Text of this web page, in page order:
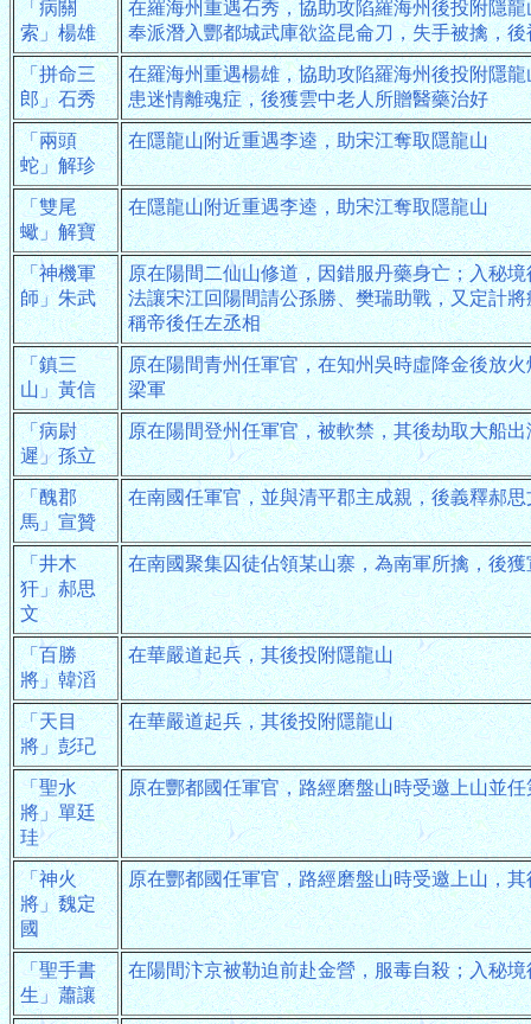
「病關
索」楊雄
在羅海州重遇石秀，協助攻陷羅海州後投附隱
奉派潛入酆都城武庫欲盜昆侖刀，失手被擒，
「拼命三
郎」石秀
在羅海州重遇楊雄，協助攻陷羅海州後投附隱
患迷情離魂症，後獲雲中老人所贈醫藥治好
「兩頭
蛇」解珍
在隱龍山附近重遇李逵，助宋江奪取隱龍山
「雙尾
蠍」解寶
在隱龍山附近重遇李逵，助宋江奪取隱龍山
「神機軍
師」朱武
原在陽間二仙山修道，因錯服丹藥身亡；入秘
法讓宋江回陽間請公孫勝、樊瑞助戰，又定計
稱帝後任左丞相
「鎮三
山」黃信
原在陽間青州任軍官，在知州吳時虛降金後放
梁軍
「病尉
遲」孫立
原在陽間登州任軍官，被軟禁，其後劫取大船
「醜郡
馬」宣贊
在南國任軍官，並與清平郡主成親，後義釋郝
「井木
犴」郝思
文
在南國聚集囚徒佔領某山寨，為南軍所擒，後
「百勝
將」韓滔
在華嚴道起兵，其後投附隱龍山
「天目
將」彭玘
在華嚴道起兵，其後投附隱龍山
「聖水
將」單廷
珪
原在酆都國任軍官，路經磨盤山時受邀上山並
「神火
將」魏定
國
原在酆都國任軍官，路經磨盤山時受邀上山，
「聖手書
生」蕭讓
在陽間汴京被勒迫前赴金營，服毒自殺；入秘